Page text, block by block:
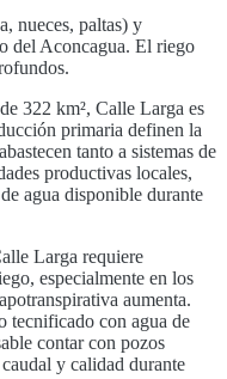
nueces, paltas) y
del Aconcagua. El riego
322 km², Calle Larga es
primaria definen la
tanto a sistemas de
productivas locales,
agua disponible durante
Larga requiere
especialmente en los
aumenta.
tecnificado con agua de
contar con pozos
y calidad durante